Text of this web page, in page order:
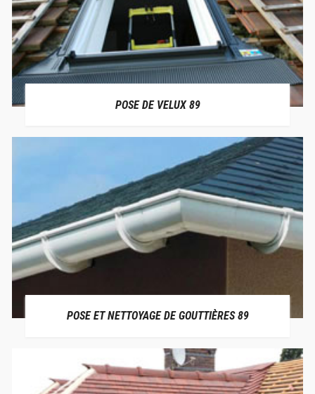
POSE DE VELUX 89
POSE ET NETTOYAGE DE GOUTTIÈRES 89